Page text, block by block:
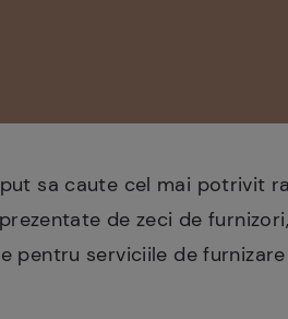
sa caute cel mai potrivit
de zeci de
pentru serviciile de